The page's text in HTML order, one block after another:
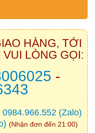
HÀNG, TỚI
VUI LÒNG GỌI:
-
0984.966.552 (Zalo)
(Nhận đơn đến 21:00)